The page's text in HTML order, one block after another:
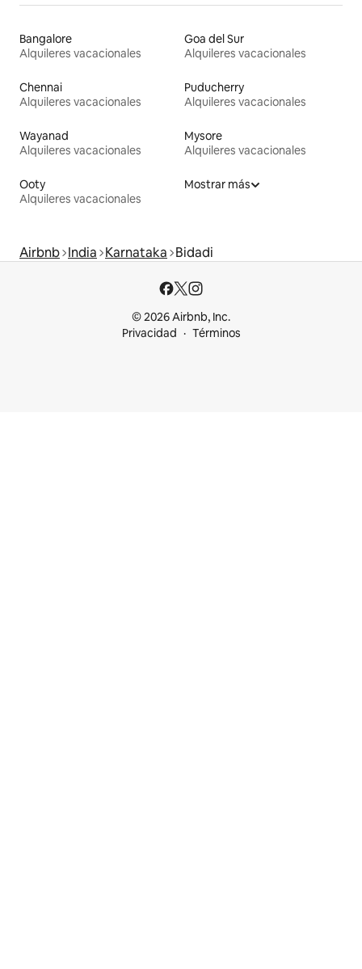
Bangalore
Alquileres vacacionales
Goa del Sur
Alquileres vacacionales
Chennai
Alquileres vacacionales
Puducherry
Alquileres vacacionales
Wayanad
Alquileres vacacionales
Mysore
Alquileres vacacionales
Ooty
Alquileres vacacionales
Mostrar más
Airbnb India Karnataka Bidadi
© 2026 Airbnb, Inc.
Privacidad
Términos